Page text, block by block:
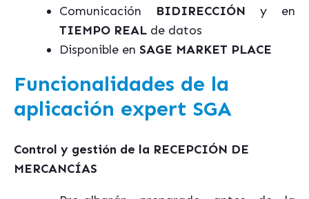
Comunicación BIDIRECCIÓN y en
TIEMPO REAL de datos
Disponible en SAGE MARKET PLACE
Funcionalidades de la
aplicación expert SGA
Control y gestión de la RECEPCIÓN DE
MERCANCÍAS